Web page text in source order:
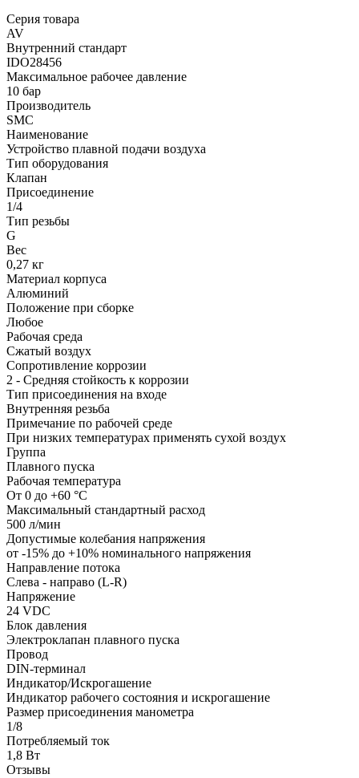
Серия товара
AV
Внутренний стандарт
IDO28456
Максимальное рабочее давление
10 бар
Производитель
SMC
Наименование
Устройство плавной подачи воздуха
Тип оборудования
Клапан
Присоединение
1/4
Тип резьбы
G
Вес
0,27 кг
Материал корпуса
Алюминий
Положение при сборке
Любое
Рабочая среда
Сжатый воздух
Сопротивление коррозии
2 - Средняя стойкость к коррозии
Тип присоединения на входе
Внутренняя резьба
Примечание по рабочей среде
При низких температурах применять сухой воздух
Группа
Плавного пуска
Рабочая температура
От 0 до +60 °C
Максимальный стандартный расход
500 л/мин
Допустимые колебания напряжения
от -15% до +10% номинального напряжения
Направление потока
Слева - направо (L-R)
Напряжение
24 VDC
Блок давления
Электроклапан плавного пуска
Провод
DIN-терминал
Индикатор/Искрогашение
Индикатор рабочего состояния и искрогашение
Размер присоединения манометра
1/8
Потребляемый ток
1,8 Вт
Отзывы